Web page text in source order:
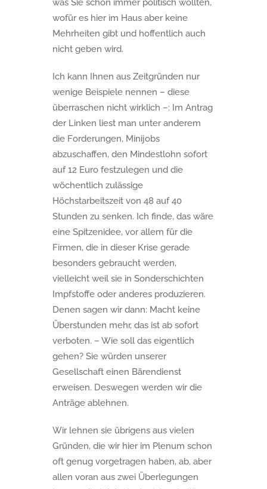
was Sie schon immer politisch wollten,
wofür es hier im Haus aber keine
Mehrheiten gibt und hoffentlich auch
nicht geben wird.
Ich kann Ihnen aus Zeitgründen nur
wenige Beispiele nennen – diese
überraschen nicht wirklich –: Im Antrag
der Linken liest man unter anderem
die Forderungen, Minijobs
abzuschaffen, den Mindestlohn sofort
auf 12 Euro festzulegen und die
wöchentlich zulässige
Höchstarbeitszeit von 48 auf 40
Stunden zu senken. Ich finde, das wäre
eine Spitzenidee, vor allem für die
Firmen, die in dieser Krise gerade
besonders gebraucht werden,
vielleicht weil sie in Sonderschichten
Impfstoffe oder anderes produzieren.
Denen sagen wir dann: Macht keine
Überstunden mehr, das ist ab sofort
verboten. – Wie soll das eigentlich
gehen? Sie würden unserer
Gesellschaft einen Bärendienst
erweisen. Deswegen werden wir die
Anträge ablehnen.
Wir lehnen sie übrigens aus vielen
Gründen, die wir hier im Plenum schon
oft genug vorgetragen haben, ab, aber
allen voran aus zwei Überlegungen